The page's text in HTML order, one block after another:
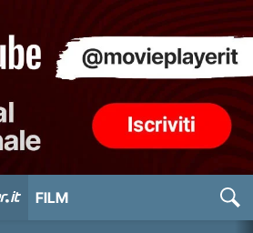
FILM